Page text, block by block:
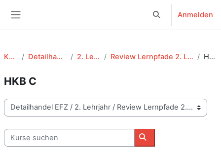
Sucheingabe
Anmelden
Kurse Detailhandel EFZ 2. Lehrjahr Review Lernpfade 2. Lehrjahr (DHF) HKB C
HKB C
Kursbereiche
Kurse suchen
Kurse suchen